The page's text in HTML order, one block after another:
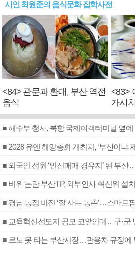
시인 최원준의 음식문화 잡학사전
<84> 관문과 환대, 부산 역전
음식
<83>
가시치
■ 해수부 청사, 북항 국제여객터미널 옆에
■ 2028 유엔 해양총회 개최지, ‘부산이냐
■ 외국인 선원 ‘인신매매 경유지’ 된 부
■ 비위 논란 부산TP, 외부인사 혁신위 설치
■ 경남 농정 비전 ‘잘 사는 농촌’…스마트
■ 교육혁신선도지 공모 코앞인데…구·군
■ 르노 못 타는 부산시장…관용차 규정에